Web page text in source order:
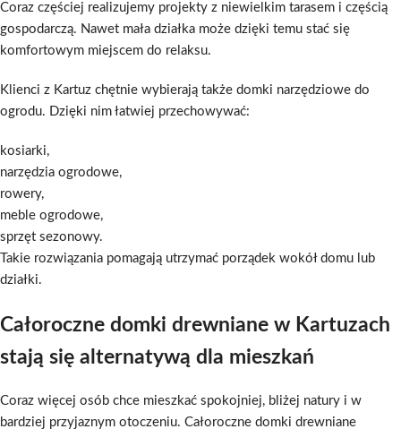
Coraz częściej realizujemy projekty z niewielkim tarasem i częścią
gospodarczą. Nawet mała działka może dzięki temu stać się
komfortowym miejscem do relaksu.
Klienci z Kartuz chętnie wybierają także domki narzędziowe do
ogrodu. Dzięki nim łatwiej przechowywać:
kosiarki,
narzędzia ogrodowe,
rowery,
meble ogrodowe,
sprzęt sezonowy.
Takie rozwiązania pomagają utrzymać porządek wokół domu lub
działki.
Całoroczne domki drewniane w Kartuzach
stają się alternatywą dla mieszkań
Coraz więcej osób chce mieszkać spokojniej, bliżej natury i w
bardziej przyjaznym otoczeniu. Całoroczne domki drewniane